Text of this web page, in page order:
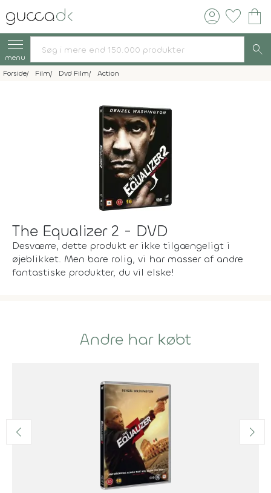
account_circle favorite shopping_bag
menu search
Forside Film Dvd Film Action
The Equalizer 2 - DVD
Desværre, dette produkt er ikke tilgængeligt i
øjeblikket. Men bare rolig, vi har masser af andre
fantastiske produkter, du vil elske!
Andre har købt